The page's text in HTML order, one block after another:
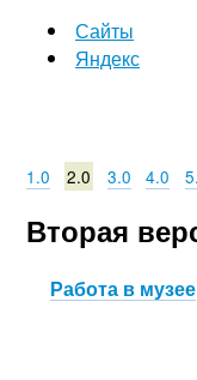
Сайты
Яндекс
1.0 2.0 3.0 4.0
Вторая
Работа в музее